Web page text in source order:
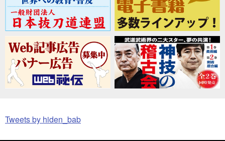
Tweets by hiden_bab